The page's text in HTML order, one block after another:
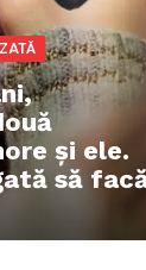
și ele.
să